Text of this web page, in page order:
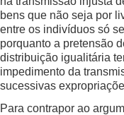
bens que não seja por
entre os indivíduos só
porquanto a pretensão
distribuição igualitária
impedimento da
sucessivas
Para contrapor ao